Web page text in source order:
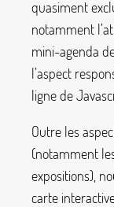
quasiment
notamment
mini-agenda
l’aspect
ligne de
Outre les
(notamment
expositions),
carte